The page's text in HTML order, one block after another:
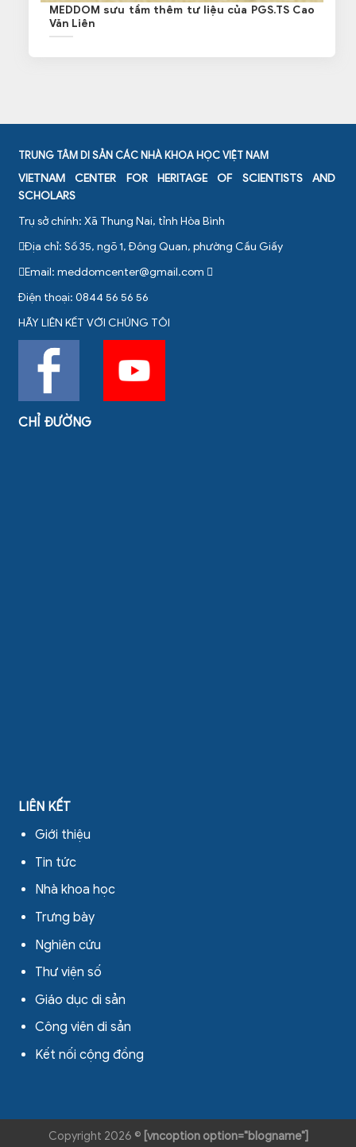
MEDDOM sưu tầm thêm tư liệu của PGS.TS Cao
Văn Liên
TRUNG TÂM DI SẢN CÁC NHÀ KHOA HỌC VIỆT NAM
VIETNAM CENTER FOR HERITAGE OF SCIENTISTS AND
SCHOLARS
Trụ sở chính: Xã Thung Nai, tỉnh Hòa Bình
Địa chỉ: Số 35, ngõ 1, Đông Quan, phường Cầu Giấy
Email: meddomcenter@gmail.com
Điện thoại: 0844 56 56 56
HÃY LIÊN KẾT VỚI CHÚNG TÔI
CHỈ ĐƯỜNG
LIÊN KẾT
Giới thiệu
Tin tức
Nhà khoa học
Trưng bày
Nghiên cứu
Thư viện số
Giáo dục di sản
Công viên di sản
Kết nối cộng đồng
Copyright 2026 © [vncoption option="blogname"]